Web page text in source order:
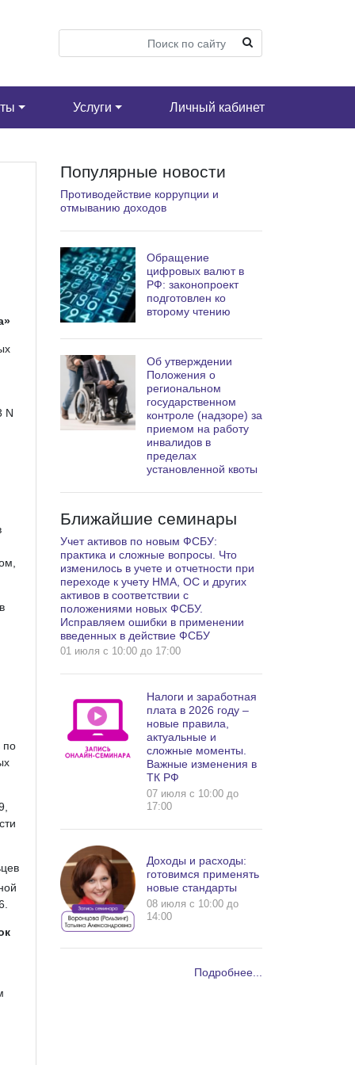
Услуги Личный кабинет
N
по
Популярные новости
Противодействие коррупции и
отмыванию доходов
Обращение
цифровых валют в
РФ: законопроект
подготовлен ко
второму чтению
Об утверждении
Положения о
региональном
государственном
контроле (надзоре) за
приемом на работу
инвалидов в
пределах
установленной квоты
Ближайшие семинары
Учет активов по новым ФСБУ:
практика и сложные вопросы. Что
изменилось в учете и отчетности при
переходе к учету НМА, ОС и других
активов в соответствии с
положениями новых ФСБУ.
Исправляем ошибки в применении
введенных в действие ФСБУ
01 июля c 10:00 до 17:00
Налоги и заработная
плата в 2026 году –
новые правила,
актуальные и
сложные моменты.
Важные изменения в
ТК РФ
07 июля c 10:00 до
17:00
Доходы и расходы:
готовимся применять
новые стандарты
08 июля c 10:00 до
14:00
Подробнее...